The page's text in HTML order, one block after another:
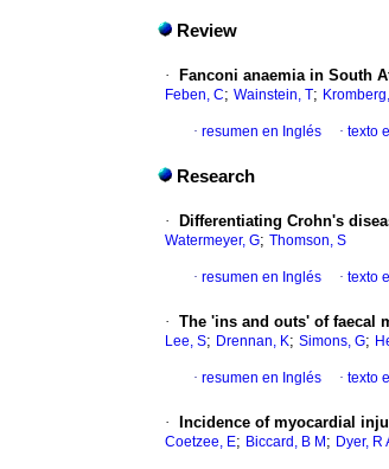
Review
· Fanconi anaemia in South
Feben, C; Wainstein, T;
· resumen en Inglés · texto
Research
· Differentiating Crohn's
Watermeyer, G; Thomson, S
· resumen en Inglés · texto
· The 'ins and outs' of faecal
Lee, S; Drennan, K; Simons, G;
· resumen en Inglés · texto
· Incidence of myocardial
Coetzee, E; Biccard, B M ; Dyer, R